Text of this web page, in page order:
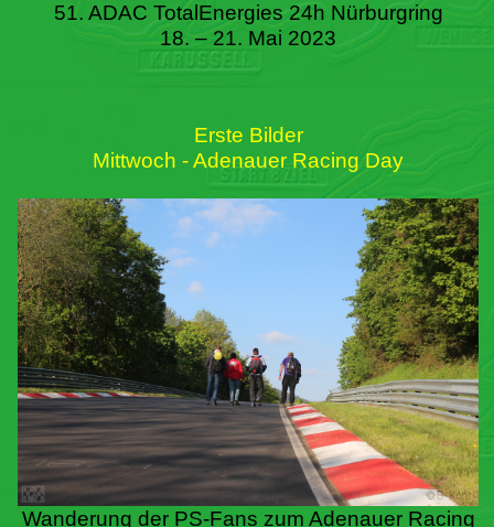
51. ADAC TotalEnergies 24h Nürburgring
18. – 21. Mai 2023
Erste Bilder
Mittwoch - Adenauer Racing Day
Wanderung der PS-Fans zum Adenauer Racing